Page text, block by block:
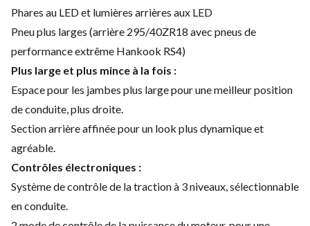
Phares au LED et lumières arrières aux LED
Pneu plus larges (arrière 295/40ZR18 avec pneus de
performance extrême Hankook RS4)
Plus large et plus mince à la fois :
Espace pour les jambes plus large pour une meilleur position
de conduite, plus droite.
Section arrière affinée pour un look plus dynamique et
agréable.
Contrôles électroniques :
Système de contrôle de la traction à 3 niveaux, sélectionnable
en conduite.